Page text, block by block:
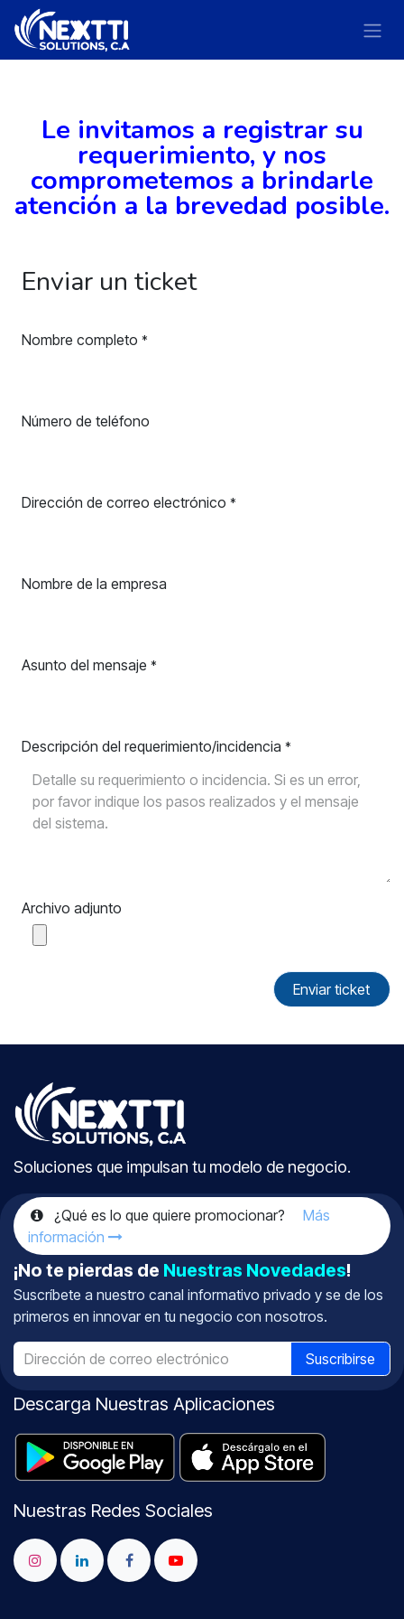
Ir al contenido
Le invitamos a registrar su
requerimiento, y nos
comprometemos a brindarle
atención a la brevedad posible.
Enviar un ticket
Nombre completo *
Número de teléfono
Dirección de correo electrónico *
Nombre de la empresa
Asunto del mensaje *
Descripción del requerimiento/incidencia *
Archivo adjunto
Enviar ticket
Soluciones que impulsan tu modelo de negocio.
¿Qué es lo que quiere promocionar? Más
información
¡No te pierdas de Nuestras Novedades!
Suscríbete a nuestro canal informativo privado y se de los
primeros en innovar en tu negocio con nosotros.
Suscribirse
Descarga Nuestras Aplicaciones
Nuestras Redes Sociales